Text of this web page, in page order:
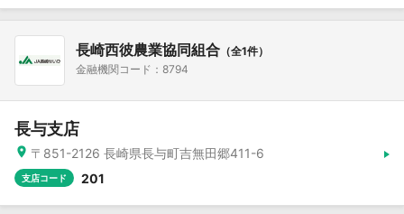
長崎西彼農業協同組合 （全1件）
金融機関コード：8794
長与支店
〒851-2126 長崎県長与町吉無田郷411-6
支店コード 201